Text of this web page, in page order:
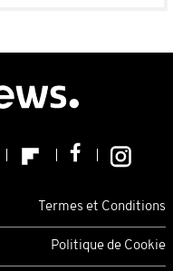
Termes et Conditions
Politique de Cookie